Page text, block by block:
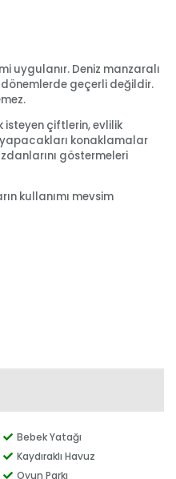
uygulanır. Deniz manzaralı
geçerli değildir.
çiftlerin, evlilik
konaklamalar
göstermeleri
kullanımı mevsim
Bebek Yatağı
Kaydıraklı Havuz
Oyun Parkı